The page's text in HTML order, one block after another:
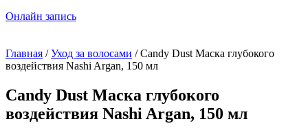
Онлайн запись
Главная /Уход за волосами / Candy Dust Маска глубокого
воздействия Nashi Argan, 150 мл
Candy Dust Маска глубокого
воздействия Nashi Argan, 150 мл